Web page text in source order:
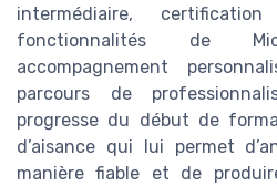
intermédiaire,
fonctionnalités de
accompagnement
parcours de
progresse du début de
d’aisance qui lui permet
manière fiable et de